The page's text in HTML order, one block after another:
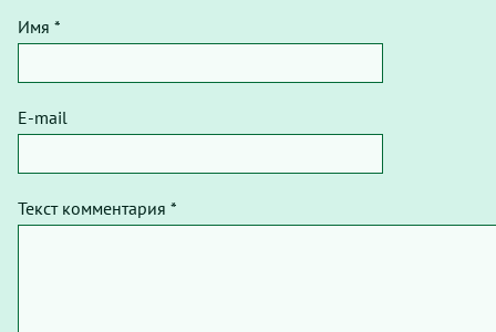
Имя *
E-mail
Текст комментария *